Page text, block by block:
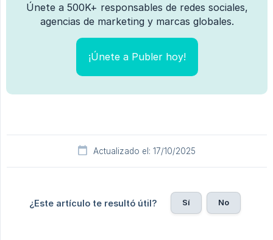
Únete a 500K+ responsables de redes sociales,
agencias de marketing y marcas globales.
¡Únete a Publer hoy!
Actualizado el: 17/10/2025
¿Este artículo te resultó útil? Sí No